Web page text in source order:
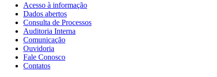
Acesso à informação
Dados abertos
Consulta de Processos
Auditoria Interna
Comunicação
Ouvidoria
Fale Conosco
Contatos